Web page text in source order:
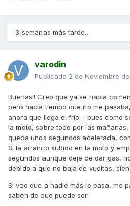
3 semanas más tarde...
varodin
Publicado 2 de Noviembre
Buenas!! Creo que ya se habia
pero hacía tiempo que no me
ahora que llega el frio… pues como
la moto, sobre todo por las
queda unos segundos acelerada,
Si la arranco subido en la moto y
segundos aunque deje de dar gas,
debido a que no baja de vueltas,
Si veo que a nadie más le pasa, me
saben de que puede ser.